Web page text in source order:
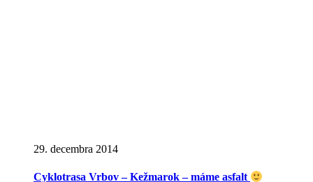
29. decembra 2014
Cyklotrasa Vrbov – Kežmarok – máme asfalt